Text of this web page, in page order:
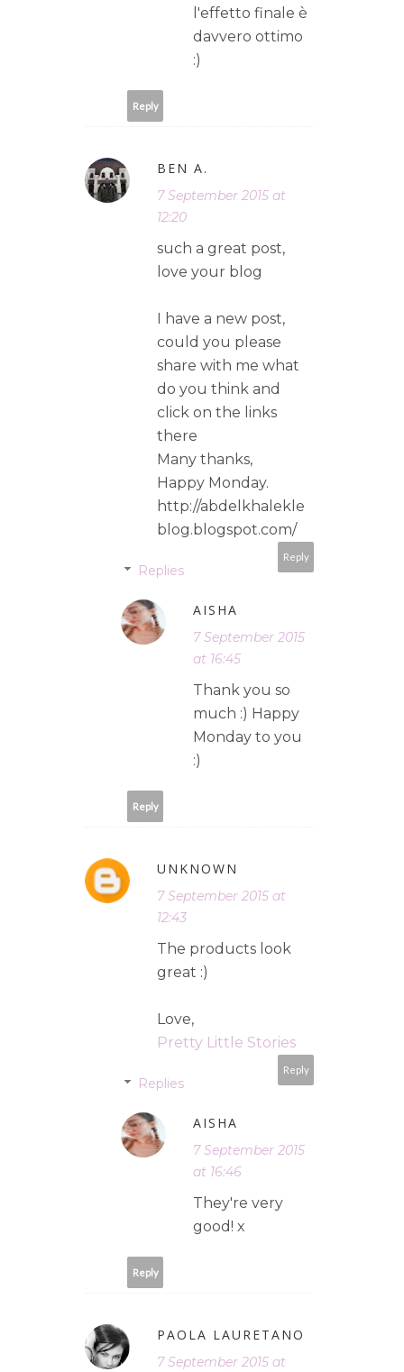
l'effetto finale è
davvero ottimo
:)
Reply
BEN A.
7 September 2015 at
12:20
such a great post,
love your blog
I have a new post,
could you please
share with me what
do you think and
click on the links
there
Many thanks,
Happy Monday.
http://abdelkhalekle
blog.blogspot.com/
Reply
Replies
AISHA
7 September 2015
at 16:45
Thank you so
much :) Happy
Monday to you
:)
Reply
UNKNOWN
7 September 2015 at
12:43
The products look
great :)
Love,
Pretty Little Stories
Reply
Replies
AISHA
7 September 2015
at 16:46
They're very
good! x
Reply
PAOLA LAURETANO
7 September 2015 at